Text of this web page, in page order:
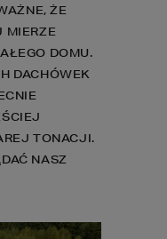
ŻE
MIERZE
DOMU.
DACHÓWEK
TONACJI.
NASZ